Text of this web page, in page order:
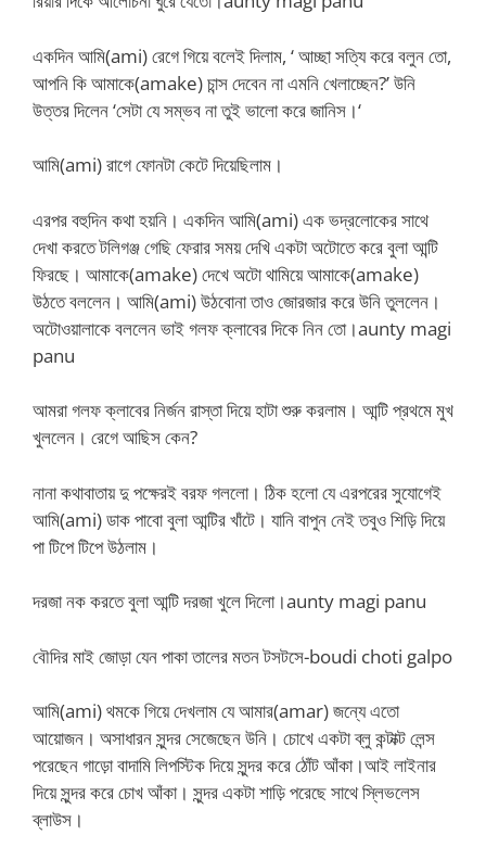
একদিন আমি(ami) রেগে গিয়ে বলেই দিলাম, ‘ আচ্ছা সত্যি করে বলুন তো,
আপনি কি আমাকে(amake) চান্স দেবেন না এমনি খেলাচ্ছেন?’ উনি
উত্তর দিলেন ‘সেটা যে সম্ভব না তুই ভালো করে জানিস।‘
আমি(ami) রাগে ফোনটা কেটে দিয়েছিলাম।
এরপর বহুদিন কথা হয়নি। একদিন আমি(ami) এক ভদ্রলোকের সাথে
দেখা করতে টলিগঞ্জ গেছি ফেরার সময় দেখি একটা অটোতে করে বুলা আন্টি
ফিরছে। আমাকে(amake) দেখে অটো থামিয়ে আমাকে(amake)
উঠতে বললেন। আমি(ami) উঠবোনা তাও জোরজার করে উনি তুললেন।
অটোওয়ালাকে বললেন ভাই গলফ ক্লাবের দিকে নিন তো।aunty magi
panu
আমরা গলফ ক্লাবের নির্জন রাস্তা দিয়ে হাটা শুরু করলাম। আন্টি প্রথমে মুখ
খুললেন। রেগে আছিস কেন?
নানা কথাবাতায় দু পক্ষেরই বরফ গললো। ঠিক হলো যে এরপরের সুযোগেই
আমি(ami) ডাক পাবো বুলা আন্টির খাঁটে। যানি বাপুন নেই তবুও শিড়ি দিয়ে
পা টিপে টিপে উঠলাম।
দরজা নক করতে বুলা আন্টি দরজা খুলে দিলো।aunty magi panu
বৌদির মাই জোড়া যেন পাকা তালের মতন টসটসে-boudi choti galpo
আমি(ami) থমকে গিয়ে দেখলাম যে আমার(amar) জন্যে এতো
আয়োজন। অসাধারন সুন্দর সেজেছেন উনি। চোখে একটা ব্লু কন্টাক্ট লেন্স
পরেছেন গাড়ো বাদামি লিপস্টিক দিয়ে সুন্দর করে ঠোঁট আঁকা।আই লাইনার
দিয়ে সুন্দর করে চোখ আঁকা। সুন্দর একটা শাড়ি পরেছে সাথে স্লিভলেস
ব্লাউস।